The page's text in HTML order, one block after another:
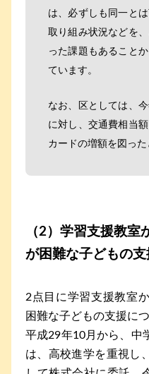
は、必ずしも同一と
取り組み状況などを
った課題もあること
ています。
なお、区としては、
に対し、交通費相当
カードの増額を図った
（2）学習支援教室
が困難な子どもの
2点目に学習支援教室
困難な子どもの支援に
平成29年10月から、中
は、高校進学を重視し